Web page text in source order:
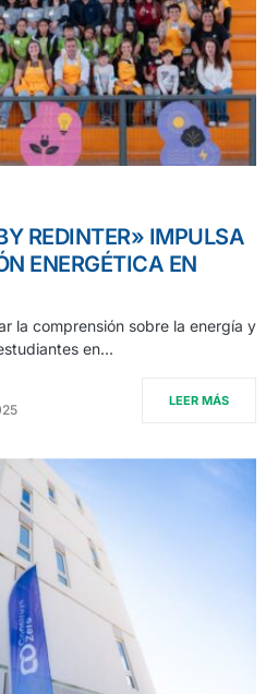
REDINTER» IMPULSA
ENERGÉTICA EN
la comprensión sobre la energía y
en…
LEER MÁS